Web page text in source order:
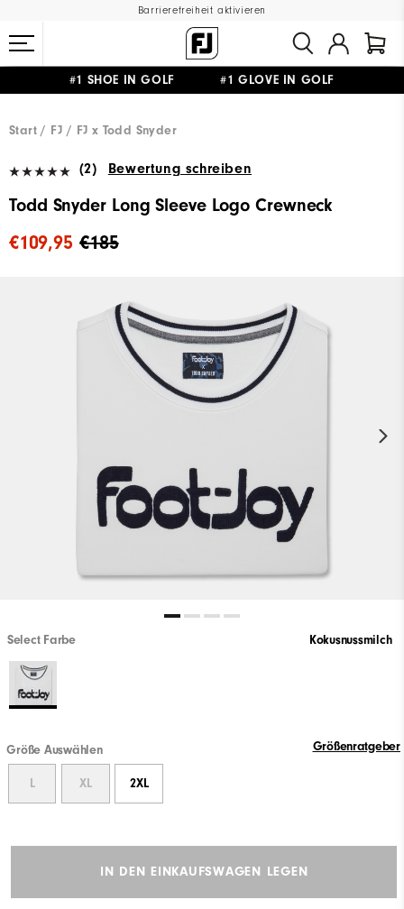
Barrierefreiheit aktivieren
#1 SHOE IN GOLF #1 GLOVE IN GOLF
Start
FJ FJ x Todd Snyder
(2) Bewertung schreiben
Todd Snyder Long Sleeve Logo Crewneck
€185
€109,95
Select Farbe Kokusnussmilch
Größe Auswählen Größenratgeber
L XL 2XL
IN DEN EINKAUFSWAGEN LEGEN